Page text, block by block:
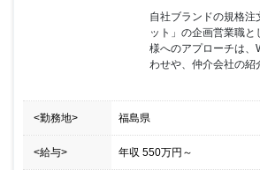
自社ブランドの規格注
ット」の企画営業職
様へのアプローチは、
わせや、仲介会社の紹
<勤務地> 福島県
<給与> 年収 550万円 ～